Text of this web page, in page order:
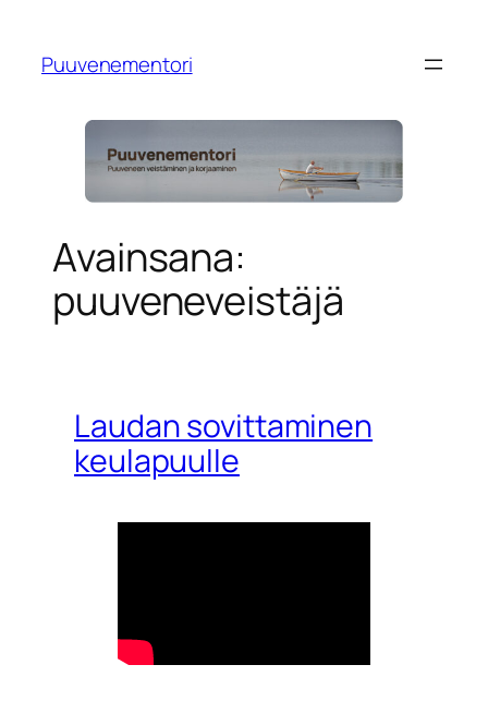
Puuvenementori
Avainsana:
puuveneveistäjä
Laudan sovittaminen
keulapuulle